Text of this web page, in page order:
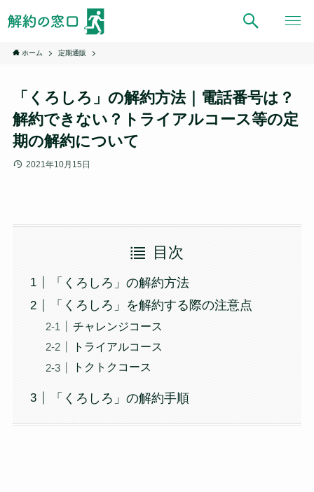
ホーム 定期通販
「くろしろ」の解約方法｜電話番号は？
解約できない？トライアルコース等の定
期の解約について
2021年10月15日
目次
「くろしろ」の解約方法
「くろしろ」を解約する際の注意点
チャレンジコース
トライアルコース
トクトクコース
「くろしろ」の解約手順